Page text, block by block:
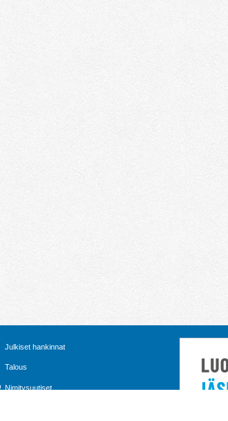
Julkiset hankinnat
Talous
Nimitysuutiset